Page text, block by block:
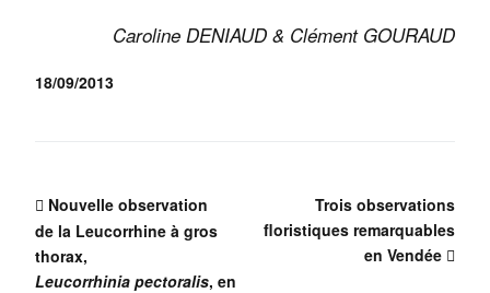
Caroline DENIAUD & Clément GOURAUD
18/09/2013
Nouvelle observation
de la Leucorrhine à gros
thorax,
Leucorrhinia pectoralis, en
Trois observations
floristiques remarquables
en Vendée